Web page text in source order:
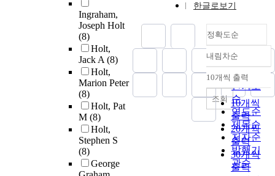
Ingraham,
Joseph Holt
(8)
Holt,
Jack A(8)
Holt,
Marion Peter
(8)
Holt, Pat
M (8)
Holt,
Stephen S
(8)
George
한글로보기
정확도순
정확도
순
인기도
순
연도순
제목순
저자순
발행기
관순
내림차순
내림차순
10개씩 출력
10개씩
출력
20개씩
출력
30개씩
출력
조회